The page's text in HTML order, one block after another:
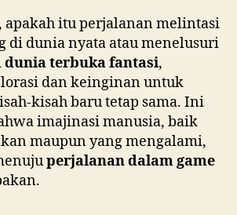
apakah itu perjalanan melintasi
di dunia nyata atau menelusuri
dunia terbuka fantasi,
dan keinginan untuk
kisah baru tetap sama. Ini
imajinasi manusia, baik
maupun yang mengalami,
perjalanan dalam game